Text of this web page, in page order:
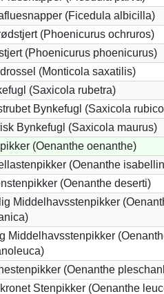
(Ficedula albicilla)
(Phoenicurus ochruros)
(Phoenicurus phoenicurus)
(Monticola saxatilis)
(Saxicola rubetra)
Bynkefugl (Saxicola
Bynkefugl (Saxicola maurus)
(Oenanthe oenanthe)
(Oenanthe
(Oenanthe deserti)
Middelhavsstenpikker
Middelhavsstenpikker
(Oenanthe
Stenpikker (Oenanthe